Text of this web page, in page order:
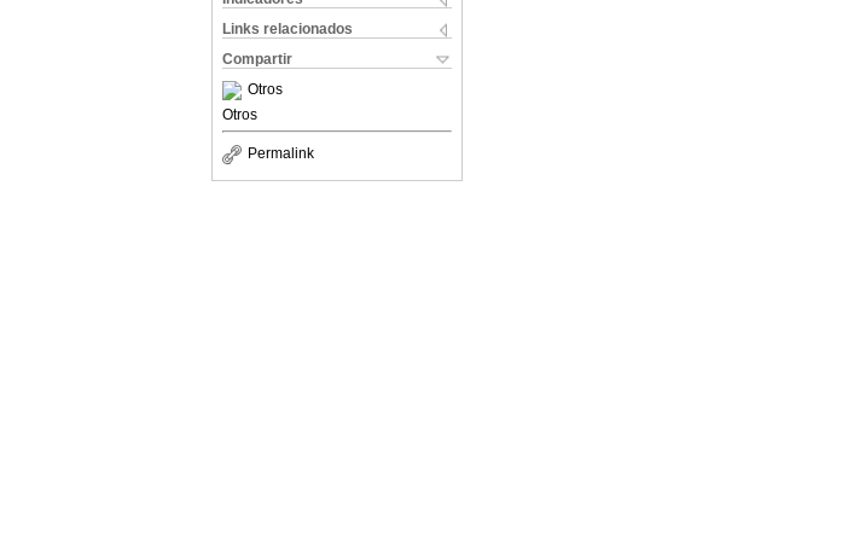
Links relacionados
Compartir
Otros
Otros
Permalink